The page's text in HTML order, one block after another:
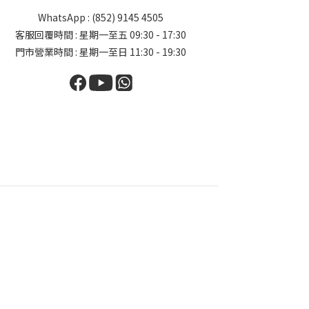
WhatsApp : (852) 9145 4505
客服回覆時間 : 星期一至五 09:30 - 17:30
門市營業時間 : 星期一至日 11:30 - 19:30